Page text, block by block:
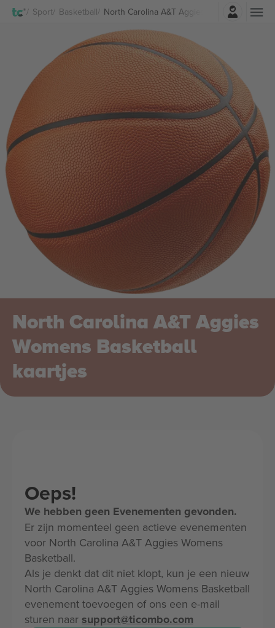
Sport Basketball North Carolina A&T Aggies Womens
Log in
North Carolina A&T Aggies
Womens Basketball
kaartjes
Oeps!
We hebben geen Evenementen gevonden.
Er zijn momenteel geen actieve evenementen
voor North Carolina A&T Aggies Womens
Basketball.
Als je denkt dat dit niet klopt, kun je een nieuw
North Carolina A&T Aggies Womens Basketball
evenement toevoegen of ons een e-mail
sturen naar support@ticombo.com